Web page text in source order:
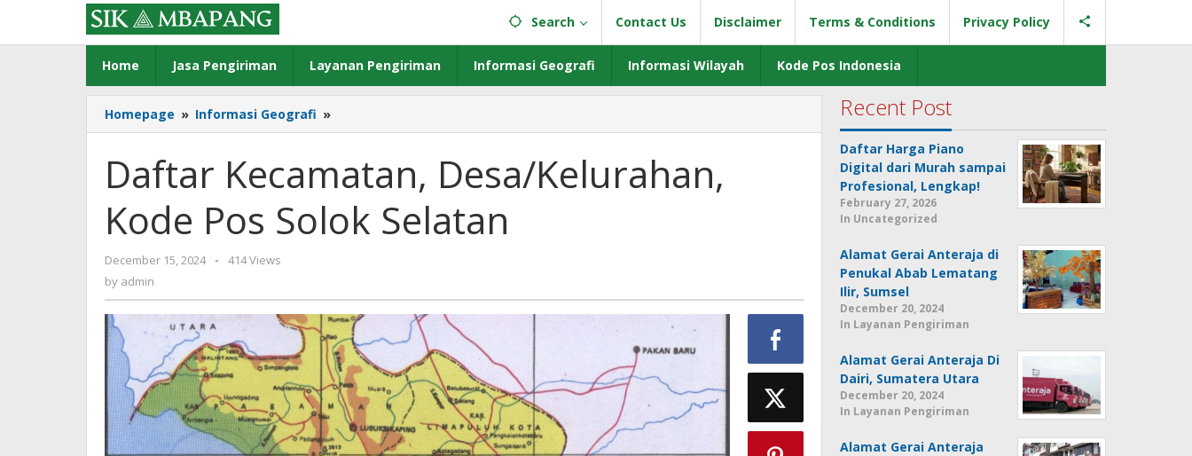
content
Search Contact Us Disclaimer Terms & Conditions Privacy Policy
Home Jasa Pengiriman Layanan Pengiriman Informasi Geografi Informasi Wilayah Kode Pos Indonesia
Homepage » Informasi Geografi »
Kecamatan,
Kode
Pos
Solok
Selatan
Daftar Kecamatan, Desa/Kelurahan,
Kode Pos Solok Selatan
December 15, 2024
by
-
414 Views
by admin
Recent Post
Daftar Harga Piano
Digital dari Murah sampai
Profesional, Lengkap!
February 27, 2026
In Uncategorized
Alamat Gerai Anteraja di
Penukal Abab Lematang
Ilir, Sumsel
December 20, 2024
In Layanan Pengiriman
Alamat Gerai Anteraja Di
Dairi, Sumatera Utara
December 20, 2024
In Layanan Pengiriman
Alamat Gerai Anteraja